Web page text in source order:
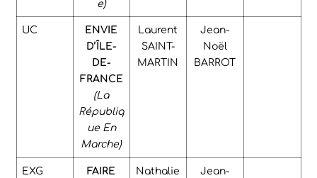
e)
UC
ENVIE
D’ÎLE-
DE-
FRANCE
(La
Républiq
ue En
Marche)
Laurent
SAINT-
MARTIN
Jean-
Noël
BARROT
EXG
FAIRE
Nathalie
Jean-